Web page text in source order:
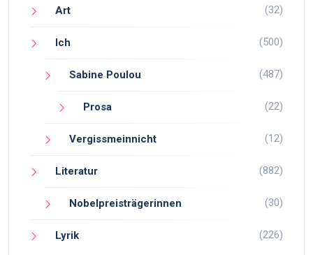
Art (32)
Ich (500)
Sabine Poulou (487)
Prosa (22)
Vergissmeinnicht (12)
Literatur (882)
Nobelpreisträgerinnen (30)
Lyrik (226)